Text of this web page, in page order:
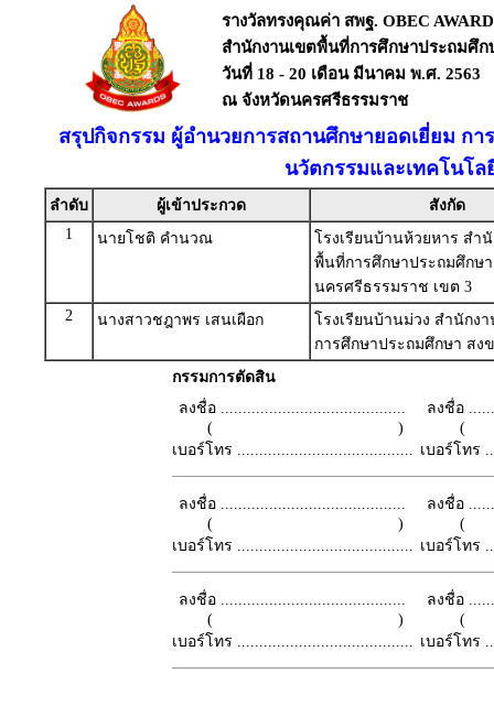
รางวัลทรงคุณค่า สพฐ. OBEC
สำนักงานเขตพื้นที่การศึกษาประถมศึก
วันที่ 18 - 20 เดือน มีนาคม พ.ศ. 2563
ณ จังหวัดนครศรีธรรมราช
สรุปกิจกรรม ผู้อำนวยการสถานศึกษายอดเยี่ยม ก
นวัตกรรมและเทคโนโล
ลำดับ ผู้เข้าประกวด
สังกัด
1
นายโชติ คำนวณ
โรงเรียนบ้านห้วยหาร สำ
พื้นที่การศึกษาประถมศึกษา
นครศรีธรรมราช เขต 3
2
นางสาวชฎาพร เสนเผือก
โรงเรียนบ้านม่วง สำนักง
การศึกษาประถมศึกษา สง
กรรมการตัดสิน
ลงชื่อ ..........................................
( )
เบอร์โทร ........................................
ลงชื่อ
เบอร์โทร
ลงชื่อ ..........................................
( )
เบอร์โทร ........................................
ลงชื่อ
เบอร์โทร
ลงชื่อ ..........................................
( )
เบอร์โทร ........................................
ลงชื่อ
เบอร์โทร